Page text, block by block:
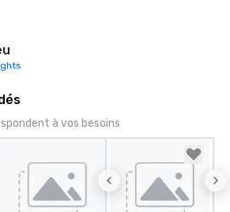
à vos besoins